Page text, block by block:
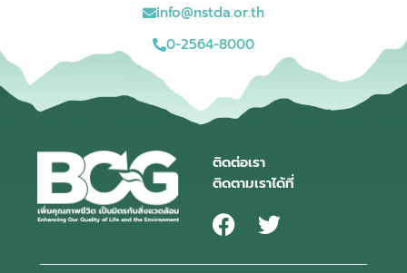
info@nstda.or.th
0-2564-8000
ติดต่อเรา
ติดตามเราได้ที่